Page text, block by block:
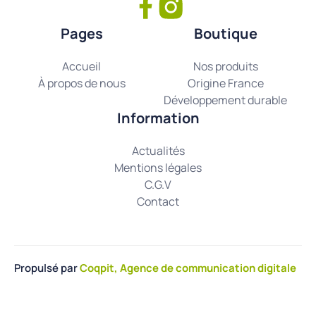
Pages
Accueil
À propos de nous
Boutique
Nos produits
Origine France
Développement durable
Information
Actualités
Mentions légales
C.G.V
Contact
Propulsé parCoqpit, Agence de communication digitale